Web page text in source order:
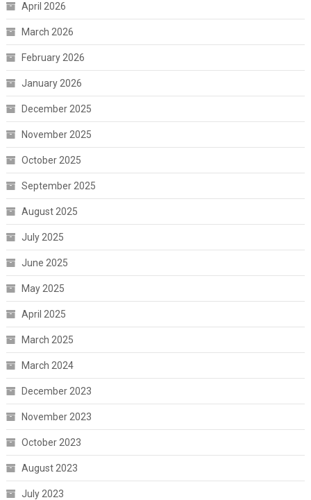
April 2026
March 2026
February 2026
January 2026
December 2025
November 2025
October 2025
September 2025
August 2025
July 2025
June 2025
May 2025
April 2025
March 2025
March 2024
December 2023
November 2023
October 2023
August 2023
July 2023